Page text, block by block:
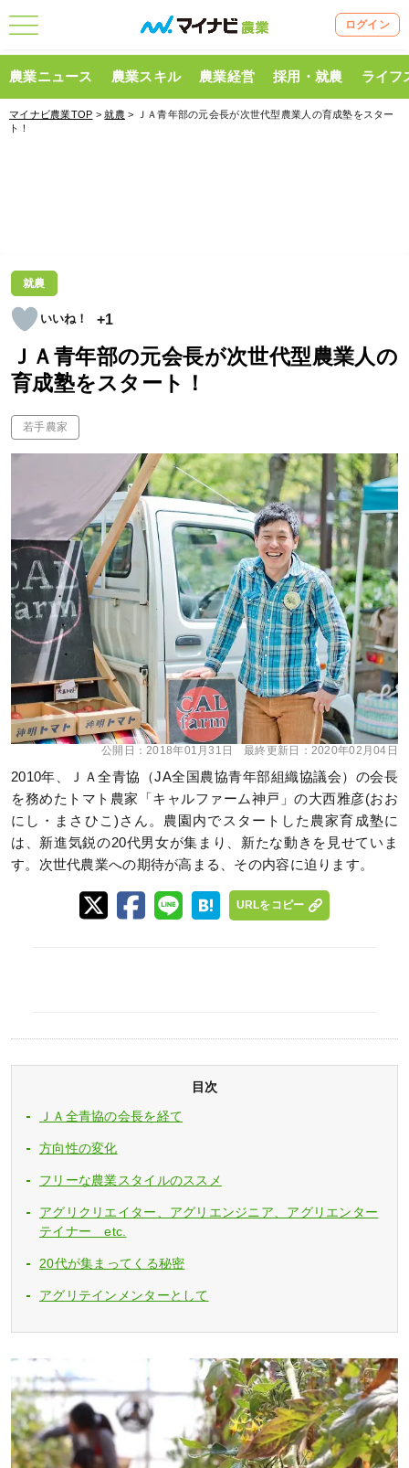
ログイン
農業ニュース 農業スキル 農業経営 採用・就農 ライフ
マイナビ農業TOP >就農 > ＪＡ青年部の元会長が次世代型農業人の育成塾をスター
ト！
就農
+1
ＪＡ青年部の元会長が次世代型農業人の
育成塾をスタート！
若手農家
公開日：2018年01月31日 最終更新日： 2020年02月04日
2010年、ＪＡ全青協（JA全国農協青年部組織協議会）の会長
を務めたトマト農家「キャルファーム神戸」の大西雅彦(おお
にし・まさひこ)さん。農園内でスタートした農家育成塾に
は、新進気鋭の20代男女が集まり、新たな動きを見せていま
す。次世代農業への期待が高まる、その内容に迫ります。
URLをコピー
目次
ＪＡ全青協の会長を経て
方向性の変化
フリーな農業スタイルのススメ
アグリクリエイター、アグリエンジニア、アグリエンター
テイナー etc.
20代が集まってくる秘密
アグリテインメンターとして